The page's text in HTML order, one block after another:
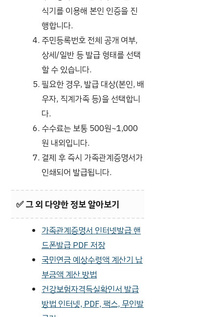
식기를 이용해 본인 인증을 진
행합니다.
주민등록번호 전체 공개 여부,
상세/일반 등 발급 형태를 선택
할 수 있습니다.
필요한 경우, 발급 대상(본인, 배
우자, 직계가족 등)을 선택합니
다.
수수료는 보통 500원~1,000
원 내외입니다.
결제 후 즉시 가족관계증명서가
인쇄되어 발급됩니다.
✅그 외 다양한 정보 알아보기
가족관계증명서 인터넷발급 핸
드폰발급 PDF 저장
국민연금 예상수령액 계산기 납
부금액 계산 방법
건강보험자격득실확인서 발급
방법 인터넷, PDF, 팩스, 무인발